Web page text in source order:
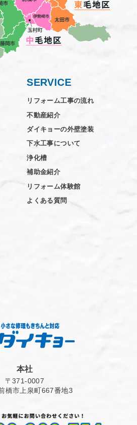
SERVICE
リフォーム工事の流れ
不動産紹介
ダイキョーの外壁塗装
下水工事について
浄化槽
補助金紹介
リフォーム体験館
よくある質問
本社
〒371-0007
橋市上泉町667番地3